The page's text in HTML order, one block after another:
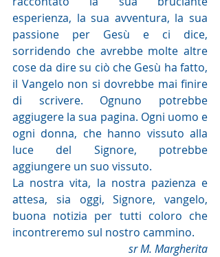
esperienza, la sua avventura, la sua
passione per Gesù e ci dice,
sorridendo che avrebbe molte altre
cose da dire su ciò che Gesù ha fatto,
il Vangelo non si dovrebbe mai finire
di scrivere. Ognuno potrebbe
aggiugere la sua pagina. Ogni uomo e
ogni donna, che hanno vissuto alla
luce del Signore, potrebbe
aggiungere un suo vissuto.
La nostra vita, la nostra pazienza e
attesa, sia oggi, Signore, vangelo,
buona notizia per tutti coloro che
incontreremo sul nostro cammino.
sr M. Margherita